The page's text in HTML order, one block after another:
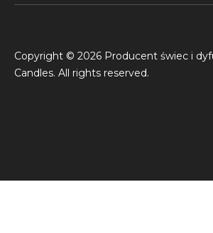
Copyright © 2026 Producent świec i
Candles. All rights reserved.